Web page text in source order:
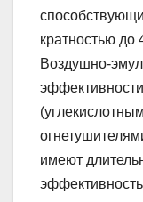
кратностью
Воздушно-
имеют